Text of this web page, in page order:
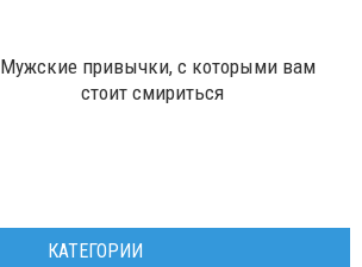
Мужские привычки, с которыми вам
стоит смириться
КАТЕГОРИИ